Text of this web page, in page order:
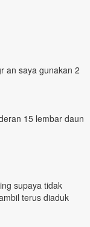
an saya gunakan 2
15 lembar daun
supaya tidak
terus diaduk